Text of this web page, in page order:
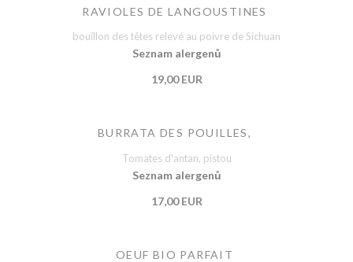
RAVIOLES DE LANGOUSTINES
bouillon des têtes relevé au poivre de Sichuan
Seznam alergenů
19,00 EUR
BURRATA DES POUILLES,
Tomates d'antan, pistou
Seznam alergenů
17,00 EUR
OEUF BIO PARFAIT